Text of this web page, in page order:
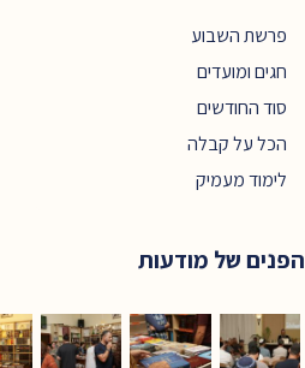
פרשת השבוע
חגים ומועדים
סוד החודשים
הכל על קבלה
לימוד מעמיק
הפנים של מודעות